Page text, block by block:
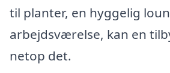
til planter, en hyggelig
arbejdsværelse, kan en
netop det.